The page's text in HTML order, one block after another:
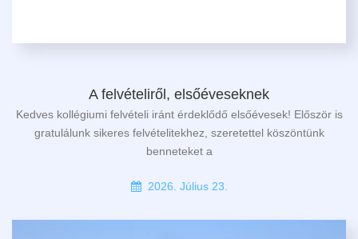
A felvételiről, elsőéveseknek
Kedves kollégiumi felvételi iránt érdeklődő elsőévesek! Először is
gratulálunk sikeres felvételitekhez, szeretettel köszöntünk
benneteket a
2026. Július 23.